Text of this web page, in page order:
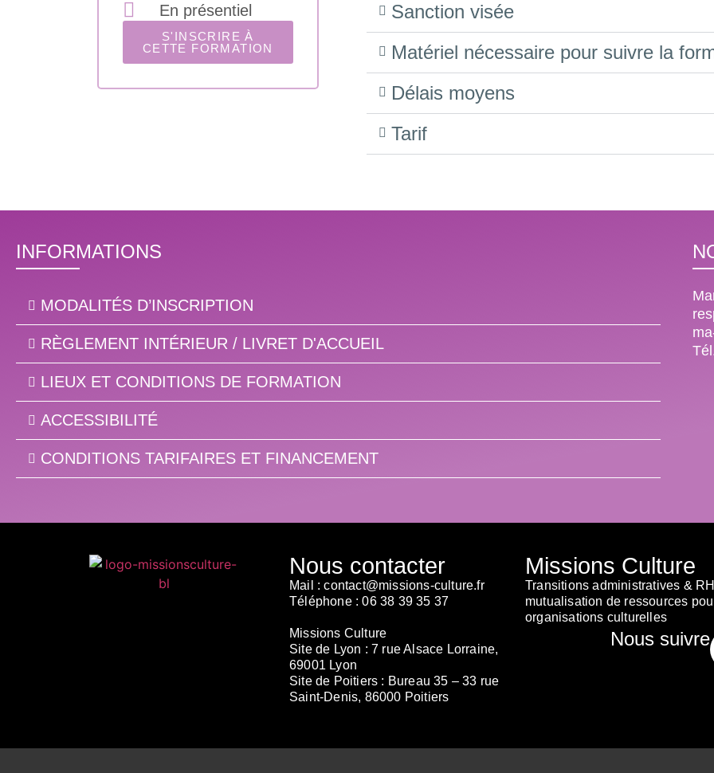
En présentiel
S'INSCRIRE À
CETTE FORMATION
Sanction visée
Matériel nécessaire pour suivre la
Délais moyens
Tarif
INFORMATIONS
MODALITÉS D’INSCRIPTION
RÈGLEMENT INTÉRIEUR / LIVRET D'ACCUEIL
LIEUX ET CONDITIONS DE FORMATION
ACCESSIBILITÉ
CONDITIONS TARIFAIRES ET FINANCEMENT
Nous contacter
Mail : contact@missions-culture.fr
Téléphone : 06 38 39 35 37
Missions Culture
Site de Lyon : 7 rue Alsace Lorraine,
69001 Lyon
Site de Poitiers : Bureau 35 – 33 rue
Saint-Denis, 86000 Poitiers
Missions Culture
Transitions administratives &
mutualisation de ressources
organisations culturelles
Nous suivre